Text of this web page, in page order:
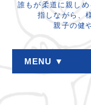
誰もが柔道に親し
指しながら、
親子の健
MENU ▼